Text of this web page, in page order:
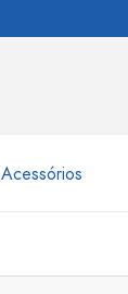
Acessórios
Frascos